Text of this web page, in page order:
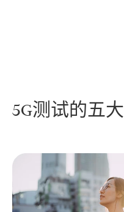
5G测试的五大